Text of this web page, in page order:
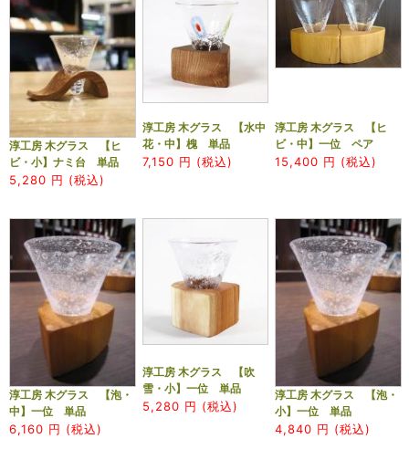
淳工房 木グラス 【ヒ
ビ・小】ナミ台 単品
5,280 円 (税込)
淳工房 木グラス 【水中
花・中】槐 単品
7,150 円 (税込)
淳工房 木グラス 【ヒ
ビ・中】一位 ペア
15,400 円 (税込)
淳工房 木グラス 【泡・
中】一位 単品
6,160 円 (税込)
淳工房 木グラス 【吹
雪・小】一位 単品
5,280 円 (税込)
淳工房 木グラス 【泡・
小】一位 単品
4,840 円 (税込)